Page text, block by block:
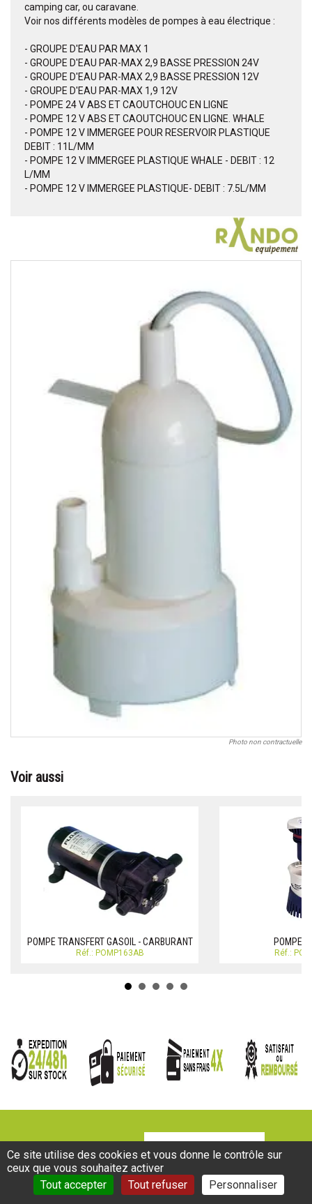
camping car, ou caravane.
Voir nos différents modèles de pompes à eau électrique :
- GROUPE D'EAU PAR MAX 1
- GROUPE D'EAU PAR-MAX 2,9 BASSE PRESSION 24V
- GROUPE D'EAU PAR-MAX 2,9 BASSE PRESSION 12V
- GROUPE D'EAU PAR-MAX 1,9 12V
- POMPE 24 V ABS ET CAOUTCHOUC EN LIGNE
- POMPE 12 V ABS ET CAOUTCHOUC EN LIGNE. WHALE
- POMPE 12 V IMMERGEE POUR RESERVOIR PLASTIQUE
DEBIT : 11L/MM
- POMPE 12 V IMMERGEE PLASTIQUE WHALE - DEBIT : 12
L/MM
- POMPE 12 V IMMERGEE PLASTIQUE- DEBIT : 7.5L/MM
Photo non contractuelle
Voir aussi
POMPE TRANSFERT GASOIL - CARBURANT
Réf.: POMP163AB
POMPES
Réf.:
Ce site utilise des cookies et vous donne le contrôle sur
ceux que vous souhaitez activer
Tout accepter
Tout refuser Personnaliser